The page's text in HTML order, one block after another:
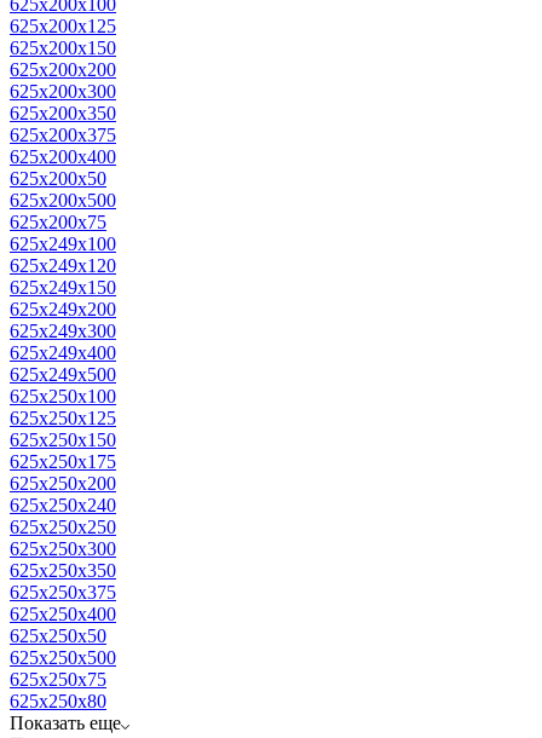
625x200x125
625x200x150
625x200x200
625x200x300
625x200x350
625x200x375
625x200x400
625x200x50
625x200x500
625x200x75
625x249x100
625x249x120
625x249x150
625x249x200
625x249x300
625x249x400
625x249x500
625x250x100
625x250x125
625x250x150
625x250x175
625x250x200
625x250x240
625x250x250
625x250x300
625x250x350
625x250x375
625x250x400
625x250x50
625x250x500
625x250x75
625x250x80
Показать еще